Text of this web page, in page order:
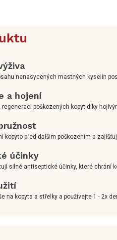
nenasycených mastných kyselin
a hojení
regeneraci poškozených kopyt díky
kopyto před dalším poškozením a
účinky
silné antiseptické účinky, které chrání
na kopyta a střelky a používejte 1 - 2x